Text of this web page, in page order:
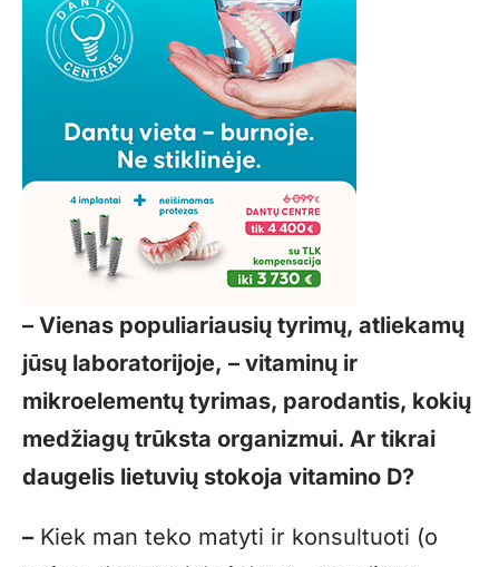
– Vienas populiariausių tyrimų, atliekamų
jūsų laboratorijoje, – vitaminų ir
mikroelementų tyrimas, parodantis, kokių
medžiagų trūksta organizmui. Ar tikrai
daugelis lietuvių stokoja vitamino D?
– Kiek man teko matyti ir konsultuoti (o